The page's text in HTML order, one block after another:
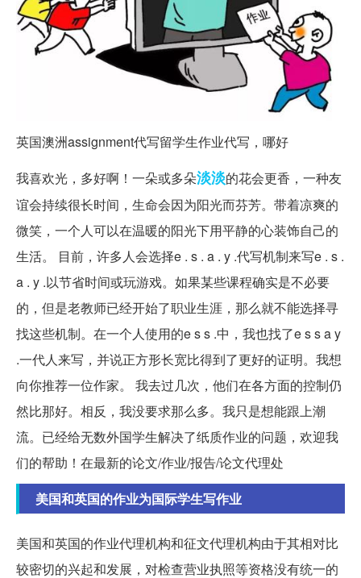
英国澳洲assignment代写留学生作业代写，哪好
我喜欢光，多好啊！一朵或多朵淡淡的花会更香，一种友
谊会持续很长时间，生命会因为阳光而芬芳。带着凉爽的
微笑，一个人可以在温暖的阳光下用平静的心装饰自己的
生活。 目前，许多人会选择e . s . a . y .代写机制来写e . s .
a . y .以节省时间或玩游戏。如果某些课程确实是不必要
的，但是老教师已经开始了职业生涯，那么就不能选择寻
找这些机制。在一个人使用的e s s .中，我也找了e s s a y
.一代人来写，并说正方形长宽比得到了更好的证明。我想
向你推荐一位作家。 我去过几次，他们在各方面的控制仍
然比那好。相反，我没要求那么多。我只是想能跟上潮
流。已经给无数外国学生解决了纸质作业的问题，欢迎我
们的帮助！在最新的论文/作业/报告/论文代理处
美国和英国的作业为国际学生写作业
美国和英国的作业代理机构和征文代理机构由于其相对比
较密切的兴起和发展，对检查营业执照等资格没有统一的